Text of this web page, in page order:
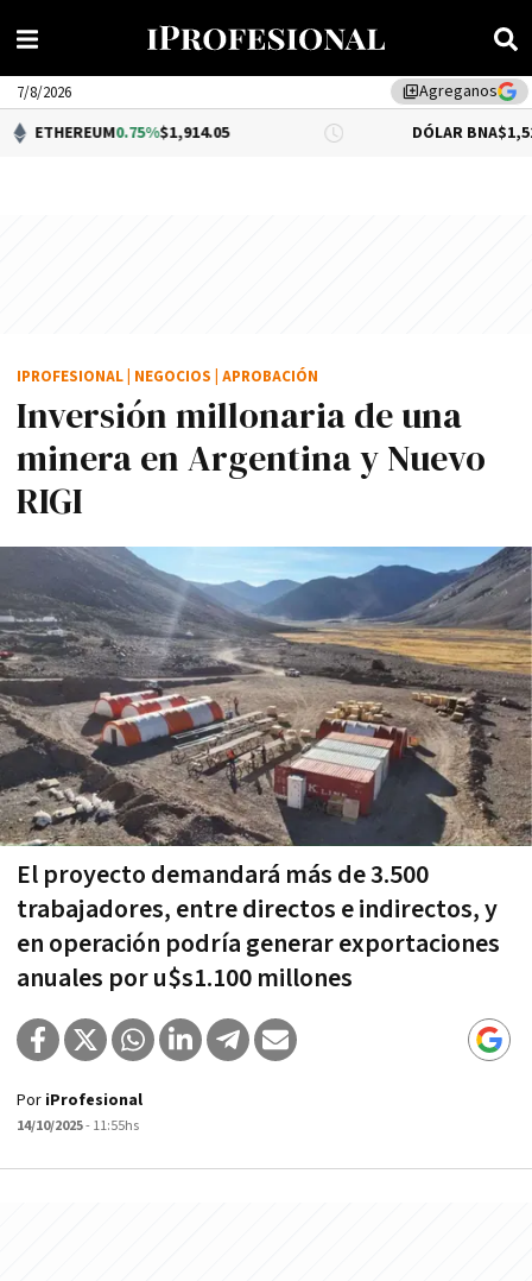
library_addAgreganos
7/8/2026
0.75%$1,914.05 DÓLAR BNA $1,520.00
Inversión millonaria de una
minera en Argentina y Nuevo
RIGI
El proyecto demandará más de 3.500
trabajadores, entre directos e indirectos, y
en operación podría generar exportaciones
anuales por u$s1.100 millones
IPROFESIONAL NEGOCIOS APROBACIÓN
Por iProfesional
14/10/2025- 11:55hs